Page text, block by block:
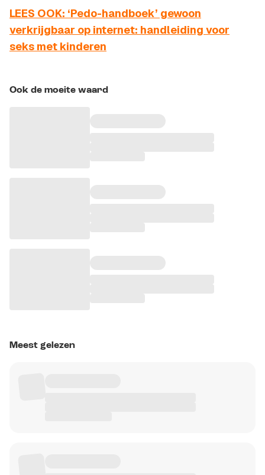
LEES OOK: ‘Pedo-handboek’ gewoon
verkrijgbaar op internet: handleiding voor
seks met kinderen
Ook de moeite waard
Meest gelezen